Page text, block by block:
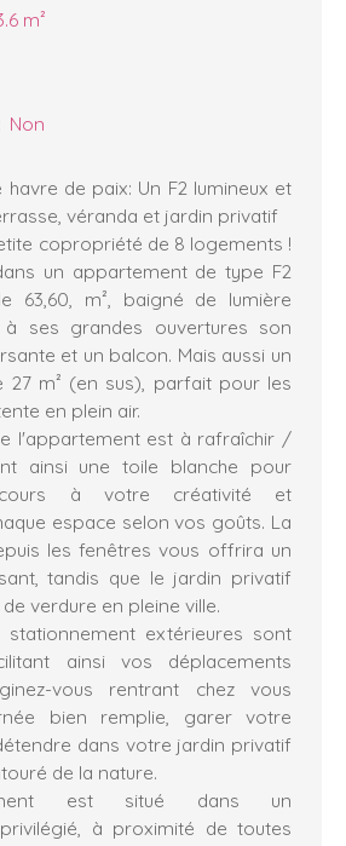
m²
Non
de paix: Un F2 lumineux et
véranda et jardin privatif
copropriété de 8 logements !
un appartement de type F2
63,60, m², baigné de lumière
à ses grandes ouvertures son
et un balcon. Mais aussi un
27 m² (en sus), parfait pour les
en plein air.
l'appartement est à rafraîchir /
ainsi une toile blanche pour
à votre créativité et
espace selon vos goûts. La
les fenêtres vous offrira un
tandis que le jardin privatif
verdure en pleine ville.
stationnement extérieures sont
ainsi vos déplacements
vous rentrant chez vous
bien remplie, garer votre
dans votre jardin privatif
de la nature.
est situé dans un
à proximité de toutes